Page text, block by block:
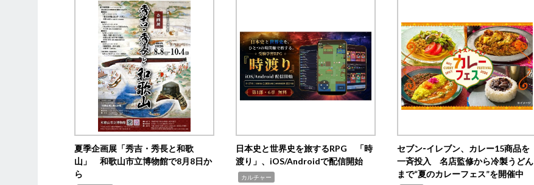
夏季企画展「秀吉・秀長と和歌
山」 和歌山市立博物館で8月8日か
ら
日本史と世界史を旅するRPG 「時
渡り」、iOS/Androidで配信開始
カルチャー
セブン‐イレブン、カレー15商品を
一斉投入 名店監修から冷製うどん
まで“夏のカレーフェス”を開催中